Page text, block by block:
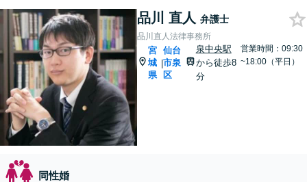
品川 直人 弁護士
品川直人法律事務所
宮
城
県
|
仙台
市泉
区
泉中央駅
から徒歩8
分
営業時間：09:30
~18:00（平日）
同性婚